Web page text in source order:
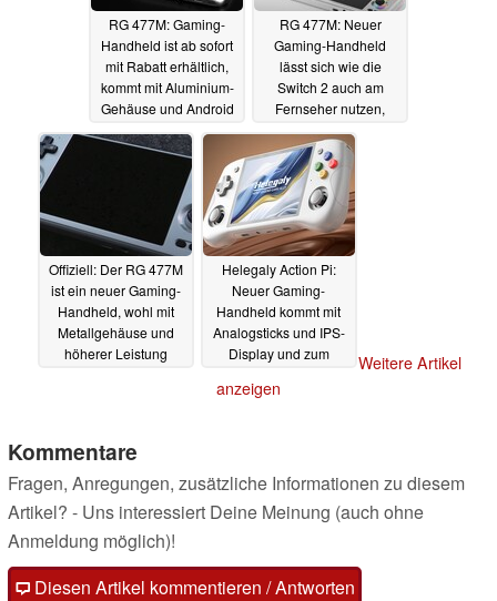
RG 477M: Gaming-
Handheld ist ab sofort
mit Rabatt erhältlich,
kommt mit Aluminium-
Gehäuse und Android
02.08.2025
RG 477M: Neuer
Gaming-Handheld
lässt sich wie die
Switch 2 auch am
Fernseher nutzen,
Bildschirm
20.07.2025
Offiziell: Der RG 477M
ist ein neuer Gaming-
Handheld, wohl mit
Metallgehäuse und
höherer Leistung
Helegaly Action Pi:
Neuer Gaming-
Handheld kommt mit
Analogsticks und IPS-
Display und zum
28.06.2025
Weitere Artikel
anzeigen
Kommentare
Fragen, Anregungen, zusätzliche Informationen zu diesem
Artikel? - Uns interessiert Deine Meinung (auch ohne
Anmeldung möglich)!
Diesen Artikel kommentieren / Antworten